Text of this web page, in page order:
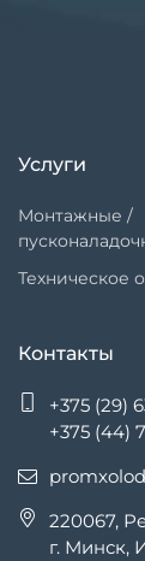
Услуги
Монтажные /
Техническое
Контакты
+375 (29)
+375 (44)
220067,
г. Минск,